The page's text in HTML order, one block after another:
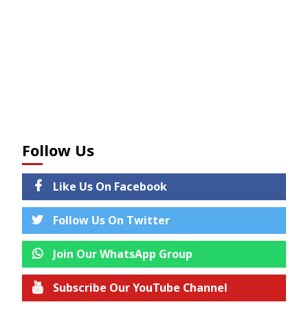
Follow Us
Like Us On Facebook
Follow Us On Twitter
Join Our WhatsApp Group
Subscribe Our YouTube Channel